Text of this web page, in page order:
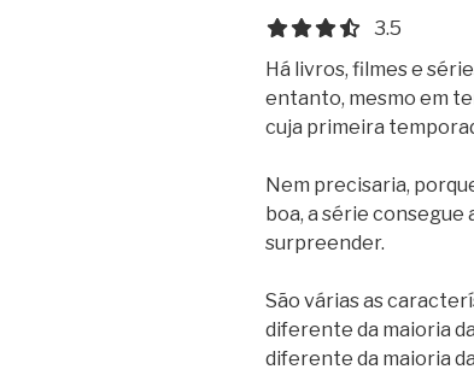
3.5 out of
3.5
Há livros, filmes e
entanto, mesmo em
cuja primeira
Nem precisaria,
boa, a série consegue
surpreender.
São várias as
diferente da maioria
diferente da maioria